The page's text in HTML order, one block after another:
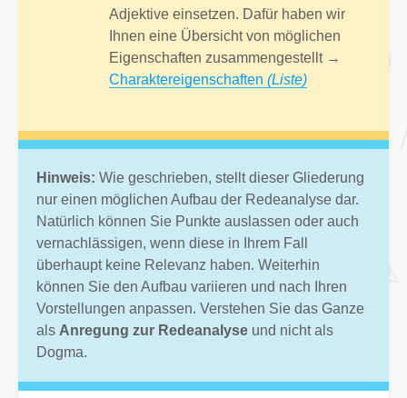
Adjektive einsetzen. Dafür haben wir
Ihnen eine Übersicht von möglichen
Eigenschaften zusammengestellt →
Charaktereigenschaften (Liste)
Hinweis: Wie geschrieben, stellt dieser Gliederung
nur einen möglichen Aufbau der Redeanalyse dar.
Natürlich können Sie Punkte auslassen oder auch
vernachlässigen, wenn diese in Ihrem Fall
überhaupt keine Relevanz haben. Weiterhin
können Sie den Aufbau variieren und nach Ihren
Vorstellungen anpassen. Verstehen Sie das Ganze
als Anregung zur Redeanalyse und nicht als
Dogma.